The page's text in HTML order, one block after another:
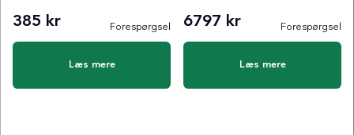
385 kr Forespørgsel
Læs mere
6797 kr Forespørgsel
Læs mere